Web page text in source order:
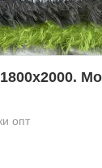
опт